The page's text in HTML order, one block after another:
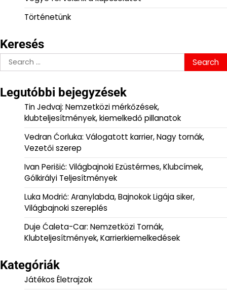
Történetünk
Keresés
Search
for:
Legutóbbi bejegyzések
Tin Jedvaj: Nemzetközi mérkőzések,
klubteljesítmények, kiemelkedő pillanatok
Vedran Ćorluka: Válogatott karrier, Nagy tornák,
Vezetői szerep
Ivan Perišić: Világbajnoki Ezüstérmes, Klubcímek,
Gólkirályi Teljesítmények
Luka Modrić: Aranylabda, Bajnokok Ligája siker,
Világbajnoki szereplés
Duje Ćaleta-Car: Nemzetközi Tornák,
Klubteljesítmények, Karrierkiemelkedések
Kategóriák
Játékos Életrajzok